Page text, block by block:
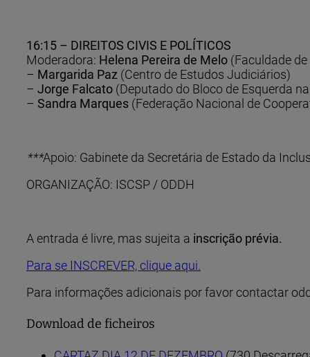
16:15 – DIREITOS CIVIS E POLÍTICOS
Moderadora: Helena Pereira de Melo (Faculdade
– Margarida Paz (Centro de Estudos Judiciários)
– Jorge Falcato (Deputado do Bloco de Esquerda
– Sandra Marques (Federação Nacional de
***Apoio: Gabinete da Secretária de Estado da
ORGANIZAÇÃO: ISCSP / ODDH
A entrada é livre, mas sujeita a inscrição prévia.
Para se INSCREVER, clique aqui.
Para informações adicionais por favor contactar
Download de ficheiros